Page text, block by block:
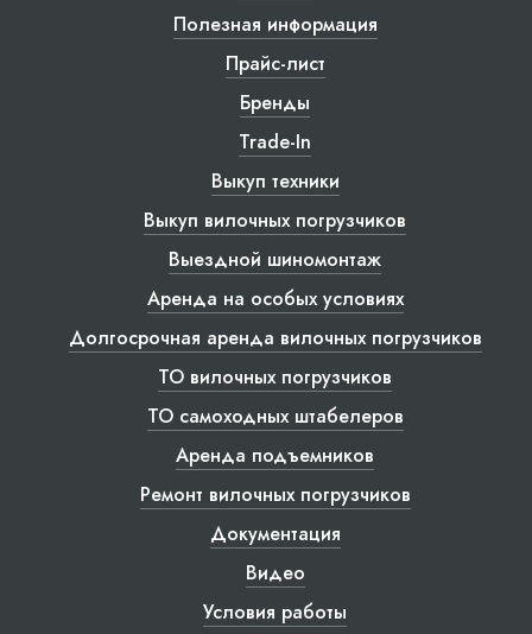
Полезная информация
Прайс-лист
Бренды
Trade-In
Выкуп техники
Выкуп вилочных погрузчиков
Выездной шиномонтаж
Аренда на особых условиях
Долгосрочная аренда вилочных погрузчиков
ТО вилочных погрузчиков
ТО самоходных штабелеров
Аренда подъемников
Ремонт вилочных погрузчиков
Документация
Видео
Условия работы